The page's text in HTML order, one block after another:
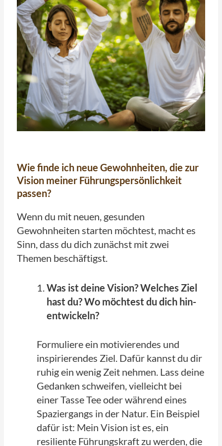
Wie finde ich neue Gewohnheiten, die zur
Vision meiner Führungspersönlichkeit
passen?
Wenn du mit neuen, gesunden
Gewohnheiten starten möchtest, macht es
Sinn, dass du dich zunächst mit zwei
Themen beschäftigst.
Was ist deine Vision? Welches Ziel
hast du? Wo möchtest du dich hin-
entwickeln?
Formuliere ein motivierendes und
inspirierendes Ziel. Dafür kannst du dir
ruhig ein wenig Zeit nehmen. Lass deine
Gedanken schweifen, vielleicht bei
einer Tasse Tee oder während eines
Spaziergangs in der Natur. Ein Beispiel
dafür ist: Mein Vision ist es, ein
resiliente Führungskraft zu werden, die